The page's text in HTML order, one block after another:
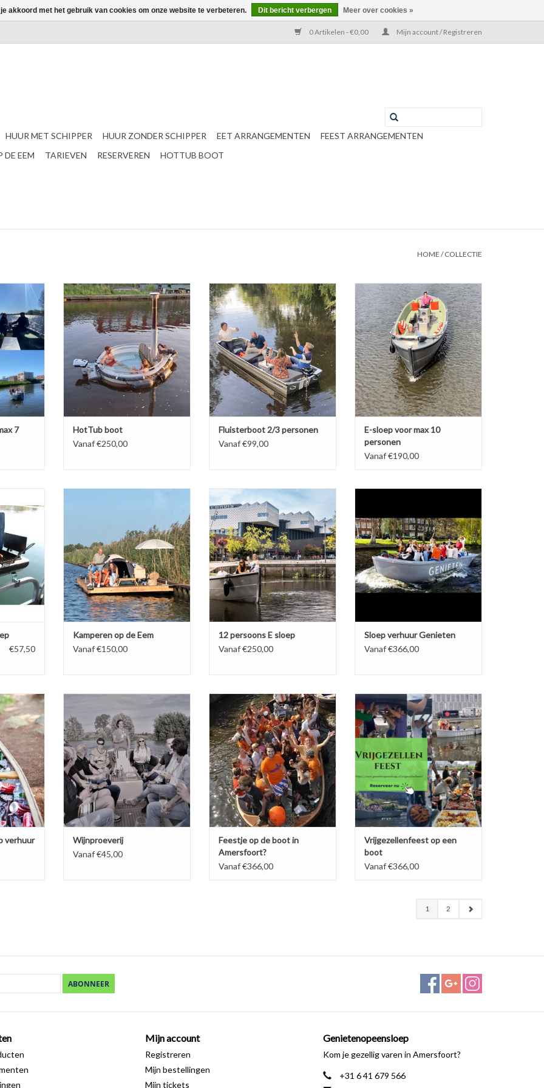
0 Artikelen - €0,00 Mijn account / Registreren
HUUR MET SCHIPPER HUUR ZONDER SCHIPPER EET ARRANGEMENTEN
FEEST ARRANGEMENTEN
DE EEM
TARIEVEN RESERVEREN HOTTUB BOOT
HOME /COLLECTIE
Huur
personen.
iedere
geschikt
groepen
of gewoon
7
Kom genieten in een Hottub in
Amersfoort. Zwemmen tijdens het
varen of juist romantisch even er
tussenuit, huur een Hottub boot.
BOEK NU!
HotTub boot
Vanaf €250,00
Fluister boot huren in Amersfoort.
BOEK NU!
Fluisterboot 2/3 personen
Vanaf €99,00
Luxe electrische sloep huren in
Amersfoort doe je bij Genieten op
een sloep. Deze sloep is ruim en
uitgerust met lekker zit kussen.
Ook heeft de sloep een buiskap
zodat de meeste droog kunnen
zitten of uit de zon.
BOEK NU!
E-sloep voor max 10
personen
Vanaf €190,00
dan
boord.
of een
zit en wat
€57,50
Amersfoort.
Huur een kampeervlot met tent en
vaar over de rivier de Eem vanuit
Amersfoort. Op de Eem zijn
meerdere overnachtingsplekken.
Van havens tot 3x24 uur gratis
overnachtingsplekken.
BOEK NU!
Kamperen op de Eem
Vanaf €150,00
Luxe Elektrische sloep tot 12
personen
De ideale luxe sloep voor de
ervaren schipper in Amersfoort.
Geniet met een groep vrienden,
met het hele gezin of het hele team
aan boord van deze mooie nieuwe
sloep.
BOEK NU!
12 persoons E sloep
Vanaf €250,00
Schipper.
BOEK NU!
Sloep verhuur Genieten
Vanaf €366,00
en
locatie,
met je
boord van
en
verhuur
Een wijnproeverij beleven op een
unieke manier bij ons kan het...
BOEK NU!
Wijnproeverij
Vanaf €45,00
Vanaf €330,- Op zoek naar een
originele feestlocatie? Voorafgaand
aan de feestelijke avond of voor
een vrijgezellenfeest. Een paar
uurtjes varen onder genot van een
hapje en een drankje en onderweg
nog wat opdrachten uitvoeren?
BOEK NU!
Feestje op de boot in
Amersfoort?
Vanaf €366,00
Op zoek naar een unieke plek voor
een Vrijgezellenfeest?! Kom
gezellig varen op een boot en maak
je eigen partyboot. Amersfoort is
een ideale plek voor een
vrijgezellenfeest.
Wij helpen je graag mee denken
over een vrijgezellenfeest
organiseren!
BOEK NU!
Vrijgezellenfeest op een
boot
Vanaf €366,00
1 2
ABONNEER
Mijn account
Registreren
Mijn bestellingen
Mijn tickets
Genietenopeensloep
Kom je gezellig varen in Amersfoort?
+31 6 41 679 566
akkoord met het gebruik van cookies om onze website te verbeteren. Dit bericht verbergen Meer over cookies »